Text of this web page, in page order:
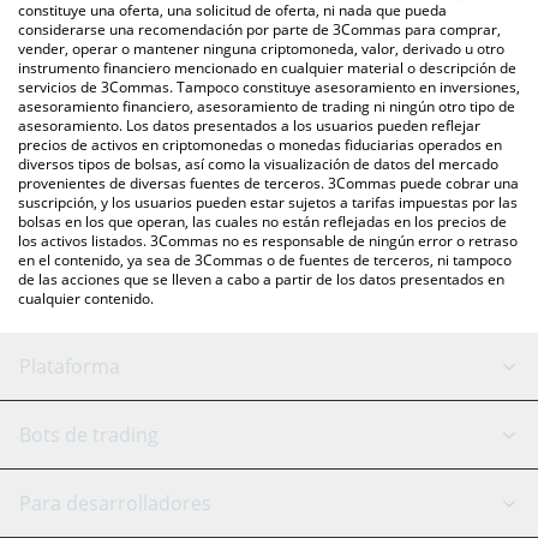
También puedes utilizar nuestra tabla de precios de STBL que
se encuentra arriba para verificar el último precio de STBL en las
principales monedas fiduciarias y criptomonedas.
constituye una oferta, una solicitud de oferta, ni nada que pueda
considerarse una recomendación por parte de 3Commas para comprar,
vender, operar o mantener ninguna criptomoneda, valor, derivado u otro
instrumento financiero mencionado en cualquier material o descripción de
servicios de 3Commas. Tampoco constituye asesoramiento en inversiones,
asesoramiento financiero, asesoramiento de trading ni ningún otro tipo de
asesoramiento. Los datos presentados a los usuarios pueden reflejar
precios de activos en criptomonedas o monedas fiduciarias operados en
diversos tipos de bolsas, así como la visualización de datos del mercado
provenientes de diversas fuentes de terceros. 3Commas puede cobrar una
suscripción, y los usuarios pueden estar sujetos a tarifas impuestas por las
bolsas en los que operan, las cuales no están reflejadas en los precios de
los activos listados. 3Commas no es responsable de ningún error o retraso
en el contenido, ya sea de 3Commas o de fuentes de terceros, ni tampoco
de las acciones que se lleven a cabo a partir de los datos presentados en
cualquier contenido.
Plataforma
Bot GRID
Bots de trading
Binance
Para desarrolladores